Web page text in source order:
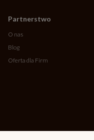
Partnerstwo
O nas
Blog
Oferta dla Firm